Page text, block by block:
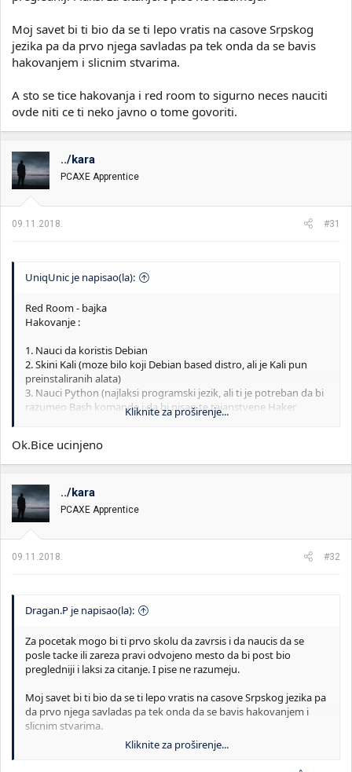
Moj savet bi ti bio da se ti lepo vratis na casove Srpskog
jezika pa da prvo njega savladas pa tek onda da se bavis
hakovanjem i slicnim stvarima.
A sto se tice hakovanja i red room to sigurno neces nauciti
ovde niti ce ti neko javno o tome govoriti.
../kara
PCAXE Apprentice
09.11.2018. #31
UniqUnic je napisao(la):
Red Room - bajka
Hakovanje :
1. Nauci da koristis Debian
2. Skini Kali (moze bilo koji Debian based distro, ali je Kali pun
preinstaliranih alata)
3. Nauci Python (najlaksi programski jezik, ali ti je potreban da bi
razumeo Bash komande i da bi pisao te tajanstvene Haker
5. Nabavi neku Ethical Hacking knjigu
6. Nabavi neku Penetration Testing knjigu
8. Nabavi neki Kali Linux kurs koji objasnjava primenu prethodno
naucenog znanja
9. Istrazuj i pokusavaj
Kliknite za proširenje...
Ok.Bice ucinjeno
../kara
PCAXE Apprentice
09.11.2018. #32
Dragan.P je napisao(la):
Za pocetak mogo bi ti prvo skolu da zavrsis i da naucis da se
posle tacke ili zareza pravi odvojeno mesto da bi post bio
pregledniji i laksi za citanje. I pise ne razumeju.
Moj savet bi ti bio da se ti lepo vratis na casove Srpskog jezika pa
da prvo njega savladas pa tek onda da se bavis hakovanjem i
slicnim stvarima.
A sto se tice hakovanja i red room to sigurno neces nauciti ovde
Kliknite za proširenje...